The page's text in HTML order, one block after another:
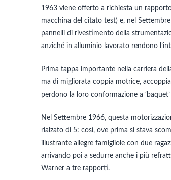
1963 viene offerto a richiesta un
macchina del citato test) e, nel
pannelli di rivestimento della
anziché in alluminio lavorato rendono
Prima tappa importante nella carriera
ma di migliorata coppia motrice,
perdono la loro conformazione a
Nel Settembre 1966, questa
rialzato di 5: così, ove prima si stava
illustrante allegre famigliole con due
arrivando poi a sedurre anche i più
Warner a tre rapporti.